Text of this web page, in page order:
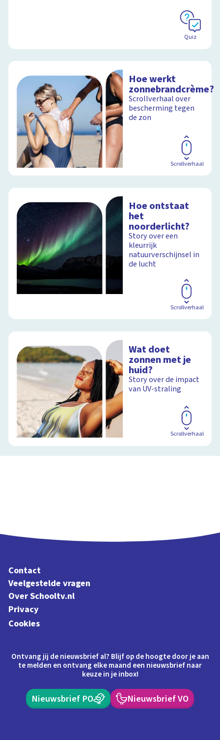
Quiz
Hoe werkt
zonnebrandcrème?
Scrollverhaal over
bescherming tegen
de zon
Scrollverhaal
Hoe ontstaat
het
noorderlicht?
Story over een
kleurrijk
natuurverschijnsel in
de lucht
Scrollverhaal
Wat doet
zonnen met je
huid?
Story over de impact
van UV-straling
Scrollverhaal
Contact
Veelgestelde vragen
Over Schooltv.nl
Privacy
Cookies
Ontvang jij de nieuwsbrief al? Blijf op de hoogte door je aan
te melden en ontvang elke maand een nieuwsbrief naar
keuze in je inbox!
Nieuwsbrief PO Nieuwsbrief VO